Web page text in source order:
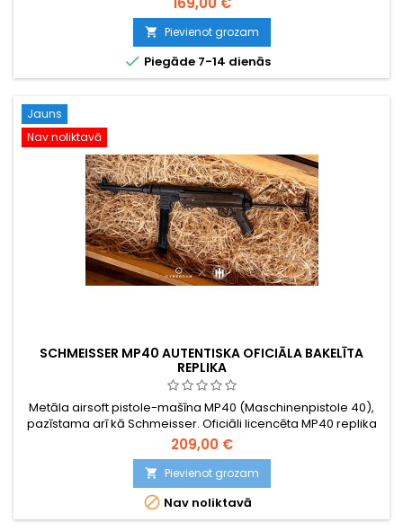
virsnieka ierocis Otrā pasaules kara laikā. Pilnmetāla
korpuss, 11 patronu magazīns, ~280-320 FPS / 0,73 J. 195 mm,
610 g.
 Pievienot grozam
 Piegāde 7-14 dienās
Jauns
Nav noliktavā
SCHMEISSER MP40 AUTENTISKA OFICIĀLA BAKELĪTA
REPLIKA
Metāla airsoft pistole-mašīna MP40 (Maschinenpistole 40),
pazīstama arī kā Schmeisser. Oficiāli licencēta MP40 replika
ar autentiskiem gravētiem marķējumiem, identiskiem sērijas
numuriem uz dažādām daļām. Metāla korpuss, bakelīta
imitācijas rokturis. Salokāma metāla muciņa. Vienšāviena un
pilnā automātiskā šaušana. Arī komplektā iekļautajam
metāla...
209,00 €
 Pievienot grozam
 Nav noliktavā